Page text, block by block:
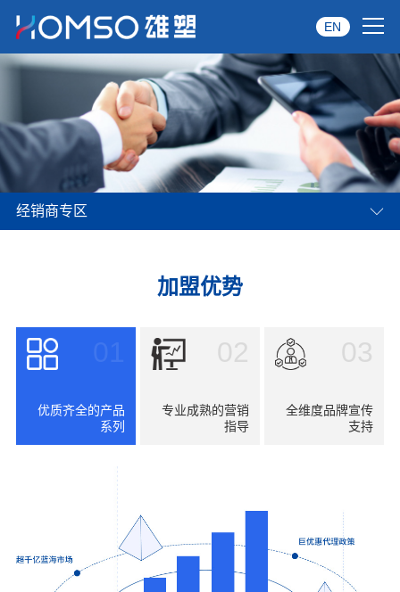
关于雄塑
品牌服务
经销商专区
EN
经销商专区
加盟优势
优质齐全的产品
系列
02
专业成熟的营销
指导
03
全维度品牌宣传
支持